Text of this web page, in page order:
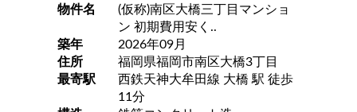
物件名
(仮称)南区大橋三丁目マンショ
ン 初期費用安く..
築年
2026年09月
住所
福岡県福岡市南区大橋3丁目
最寄駅
西鉄天神大牟田線 大橋 駅 徒歩
11分